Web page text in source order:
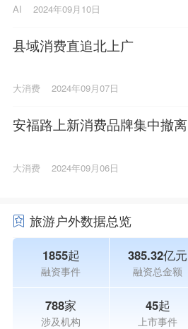
AI 2024年09月10日
县域消费直追北上广
大消费 2024年09月07日
安福路上新消费品牌集中撤离
大消费 2024年09月06日
旅游户外数据总览
1855起
融资事件
385.32亿元
融资总金额
788家
涉及机构
45起
上市事件